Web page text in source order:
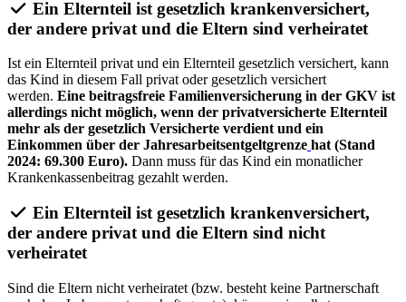
Ein Elternteil ist gesetzlich krankenversichert,
der andere privat und die Eltern sind verheiratet
Ist ein Elternteil privat und ein Elternteil gesetzlich versichert, kann
das Kind in diesem Fall privat oder gesetzlich versichert
werden. Eine beitragsfreie Familienversicherung in der GKV ist
allerdings nicht möglich, wenn der privatversicherte Elternteil
mehr als der gesetzlich Versicherte verdient und ein
Einkommen über der Jahresarbeitsentgeltgrenze hat (Stand
2024: 69.300 Euro). Dann muss für das Kind ein monatlicher
Krankenkassenbeitrag gezahlt werden.
Ein Elternteil ist gesetzlich krankenversichert,
der andere privat und die Eltern sind nicht
verheiratet
Sind die Eltern nicht verheiratet (bzw. besteht keine Partnerschaft